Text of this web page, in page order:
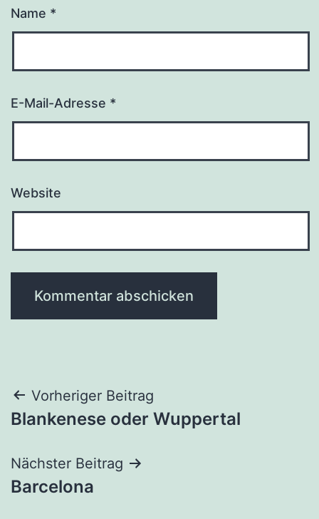
Name *
E-Mail-Adresse *
Website
Beitragsnavigation
Vorheriger Beitrag
Blankenese oder Wuppertal
Nächster Beitrag
Barcelona